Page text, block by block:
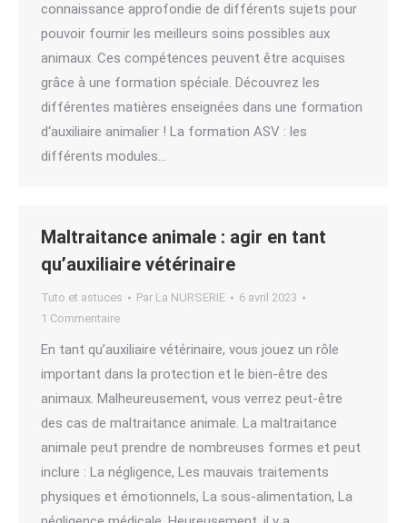
connaissance approfondie de différents sujets pour
pouvoir fournir les meilleurs soins possibles aux
animaux. Ces compétences peuvent être acquises
grâce à une formation spéciale. Découvrez les
différentes matières enseignées dans une formation
d‘auxiliaire animalier ! La formation ASV : les
différents modules…
Maltraitance animale : agir en tant
qu’auxiliaire vétérinaire
Tuto et astuces Par La NURSERIE
6 avril 2023
1 Commentaire
En tant qu’auxiliaire vétérinaire, vous jouez un rôle
important dans la protection et le bien-être des
animaux. Malheureusement, vous verrez peut-être
des cas de maltraitance animale. La maltraitance
animale peut prendre de nombreuses formes et peut
inclure : La négligence, Les mauvais traitements
physiques et émotionnels, La sous-alimentation, La